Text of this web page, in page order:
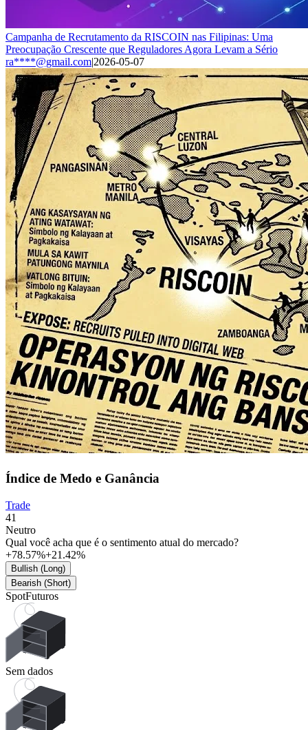
Campanha de Recrutamento da RISCOIN nas Filipinas: Uma
Preocupação Crescente que Reguladores Agora Levam a Sério
ra****@gmail.com|2026-05-07
Índice de Medo e Ganância
Trade
41
Neutro
Qual você acha que é o sentimento atual do mercado?
+78.57%+21.42%
Bullish (Long)
Bearish (Short)
SpotFuturos
Sem dados